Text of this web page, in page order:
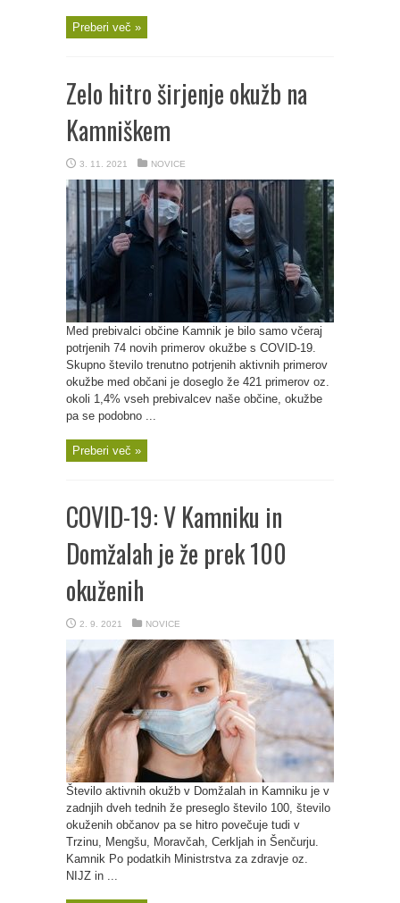
Preberi več »
Zelo hitro širjenje okužb na
Kamniškem
3. 11. 2021 NOVICE
Med prebivalci občine Kamnik je bilo samo včeraj
potrjenih 74 novih primerov okužbe s COVID-19.
Skupno število trenutno potrjenih aktivnih primerov
okužbe med občani je doseglo že 421 primerov oz.
okoli 1,4% vseh prebivalcev naše občine, okužbe
pa se podobno ...
Preberi več »
COVID-19: V Kamniku in
Domžalah je že prek 100
okuženih
2. 9. 2021 NOVICE
Število aktivnih okužb v Domžalah in Kamniku je v
zadnjih dveh tednih že preseglo število 100, število
okuženih občanov pa se hitro povečuje tudi v
Trzinu, Mengšu, Moravčah, Cerkljah in Šenčurju.
Kamnik Po podatkih Ministrstva za zdravje oz.
NIJZ in ...